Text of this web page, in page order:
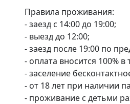
Правила проживания:
- заезд с 14:00 до 19:00;
- выезд до 12:00;
- заезд после 19:00 по
- оплата вносится 100%
- заселение
- от 18 лет при наличии
- проживание с детьми